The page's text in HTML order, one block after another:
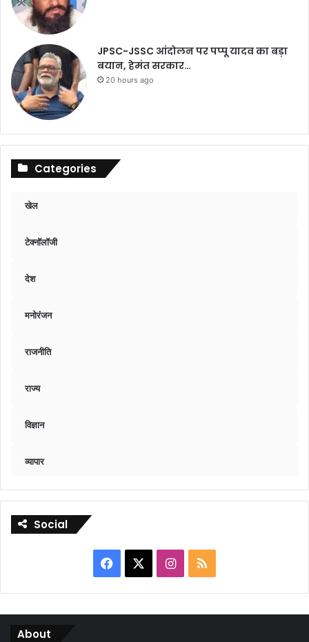
JPSC-JSSC आंदोलन पर पप्पू यादव का बड़ा
बयान, हेमंत सरकार…
20 hours ago
Categories
खेल
टेक्नॉलॉजी
देश
मनोरंजन
राजनीति
राज्य
विज्ञान
व्यापार
Social
Facebook Instagram
RSS
About